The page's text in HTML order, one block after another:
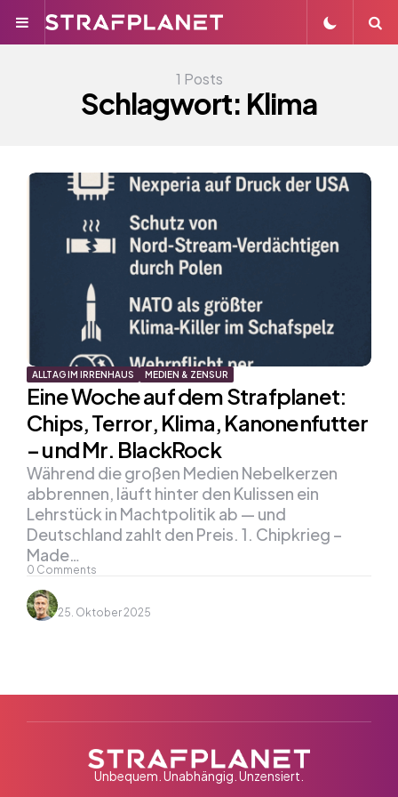
Menu
1 Posts
Schlagwort: Klima
ALLTAG IM IRRENHAUS MEDIEN & ZENSUR
Eine Woche auf dem Strafplanet:
Chips, Terror, Klima, Kanonenfutter
– und Mr. BlackRock
0 Comments
Während die großen Medien Nebelkerzen
abbrennen, läuft hinter den Kulissen ein
Lehrstück in Machtpolitik ab — und
Deutschland zahlt den Preis. 1. Chipkrieg –
Made…
25. Oktober 2025
Unbequem. Unabhängig. Unzensiert.